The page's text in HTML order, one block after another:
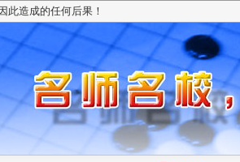
此造成的任何后果！